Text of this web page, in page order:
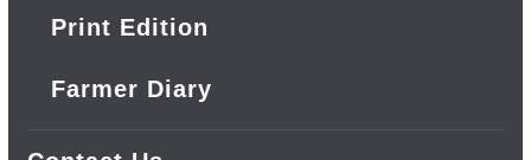
Print Edition
Farmer Diary